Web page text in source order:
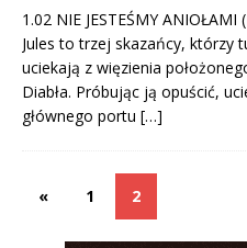
1.02 NIE JESTEŚMY
Jules to trzej skazańcy, którzy
uciekają z więzienia
Diabła. Próbując ją opuścić,
głównego portu […]
« 1 2